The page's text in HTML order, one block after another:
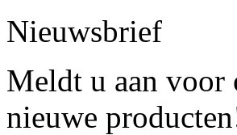
Nieuwsbrief
Meldt u aan voor
nieuwe